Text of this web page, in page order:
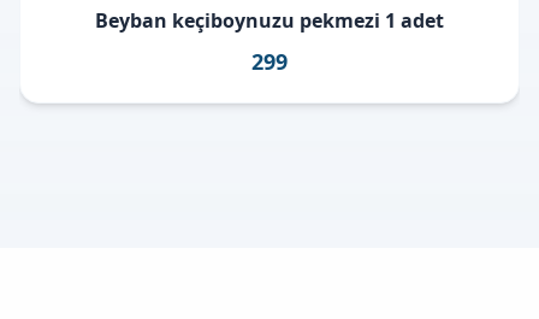
Beyban keçiboynuzu pekmezi 1 adet
299